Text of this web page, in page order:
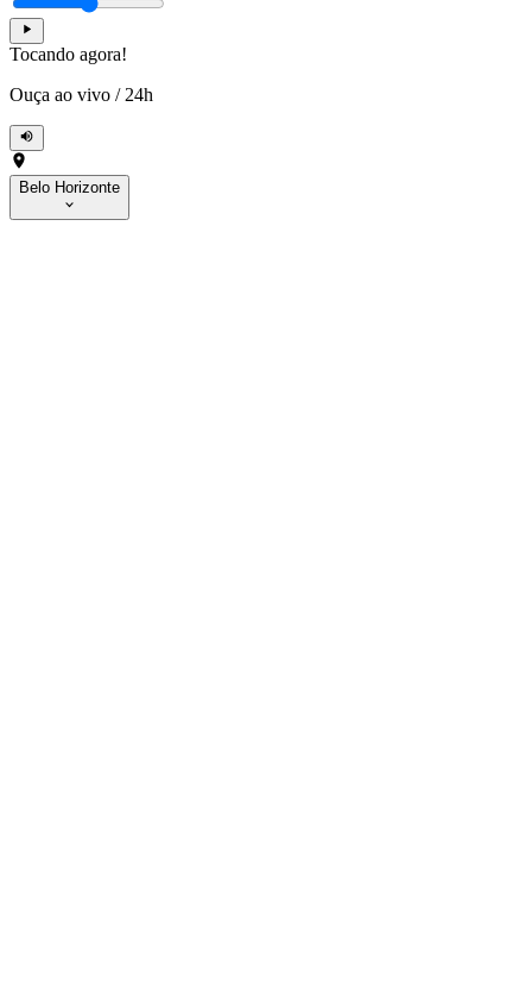
Tocando agora!
Ouça ao vivo / 24h
Belo Horizonte